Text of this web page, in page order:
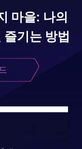
마을: 나의
즐기는 방법